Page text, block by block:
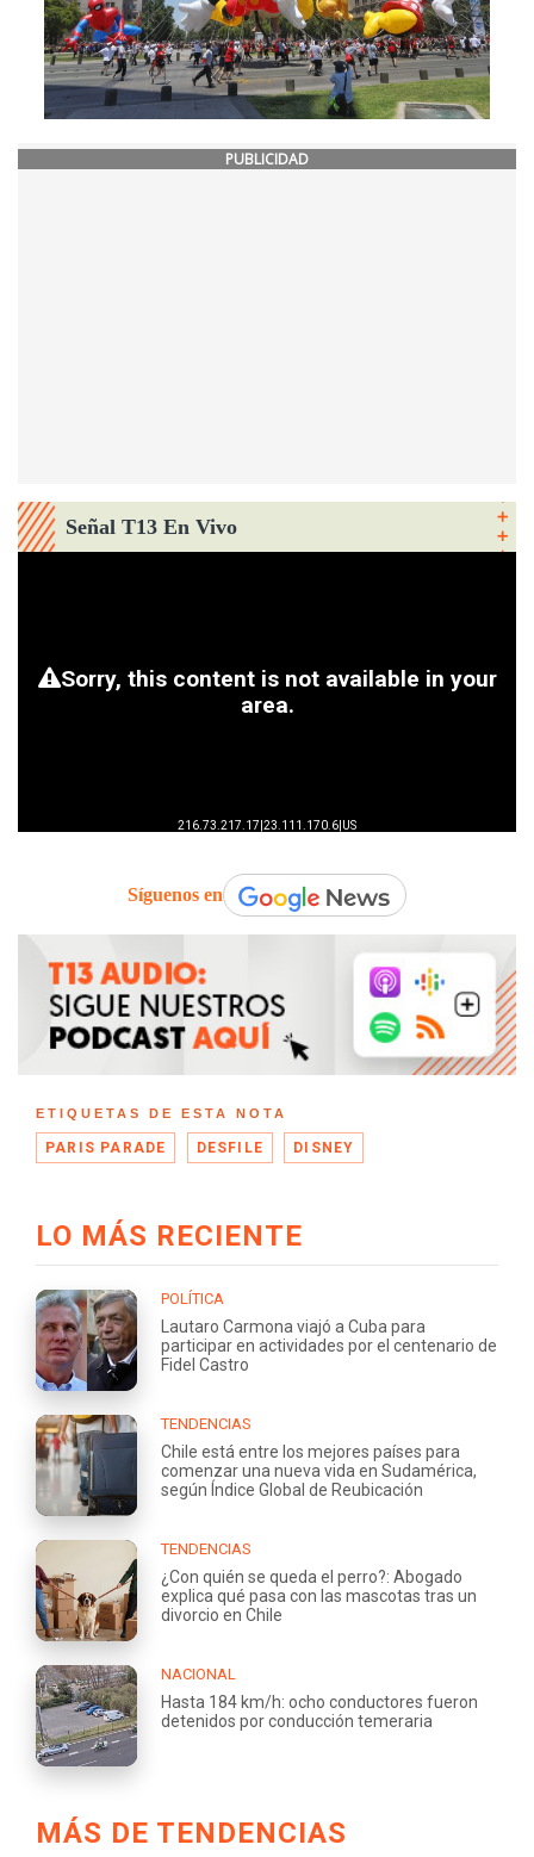
PUBLICIDAD
Señal T13 En Vivo
Síguenos en
ETIQUETAS DE ESTA NOTA
PARIS PARADE DESFILE DISNEY
LO MÁS RECIENTE
POLÍTICA
Lautaro Carmona viajó a Cuba para
participar en actividades por el centenario de
Fidel Castro
TENDENCIAS
Chile está entre los mejores países para
comenzar una nueva vida en Sudamérica,
según Índice Global de Reubicación
TENDENCIAS
¿Con quién se queda el perro?: Abogado
explica qué pasa con las mascotas tras un
divorcio en Chile
NACIONAL
Hasta 184 km/h: ocho conductores fueron
detenidos por conducción temeraria
MÁS DE TENDENCIAS